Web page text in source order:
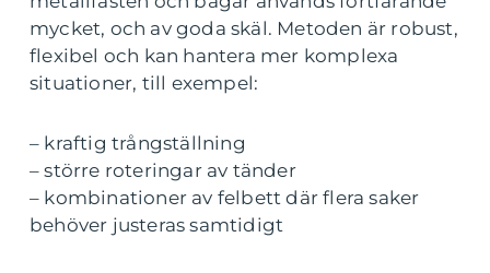
mycket, och av goda skäl. Metoden är robust,
flexibel och kan hantera mer komplexa
situationer, till exempel:
– kraftig trångställning
– större roteringar av tänder
– kombinationer av felbett där flera saker
behöver justeras samtidigt